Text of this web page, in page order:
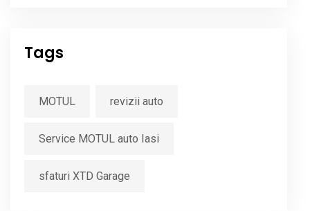
Tags
MOTUL revizii auto
Service MOTUL auto Iasi
sfaturi XTD Garage